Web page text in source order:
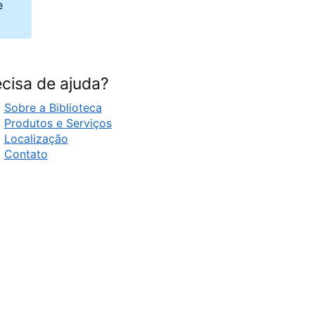
de ajuda?
Sobre a Biblioteca
Produtos e Serviços
Localização
Contato